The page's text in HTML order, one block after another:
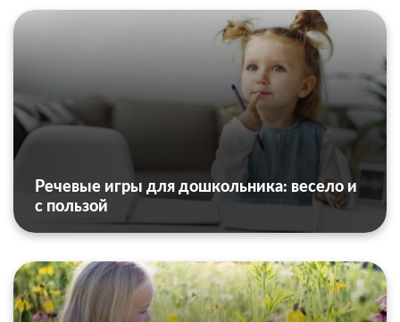
Речевые игры для дошкольника: весело и
с пользой